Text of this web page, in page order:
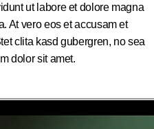
ut labore et dolore magna
At vero eos et accusam et
clita kasd gubergren, no sea
dolor sit amet.